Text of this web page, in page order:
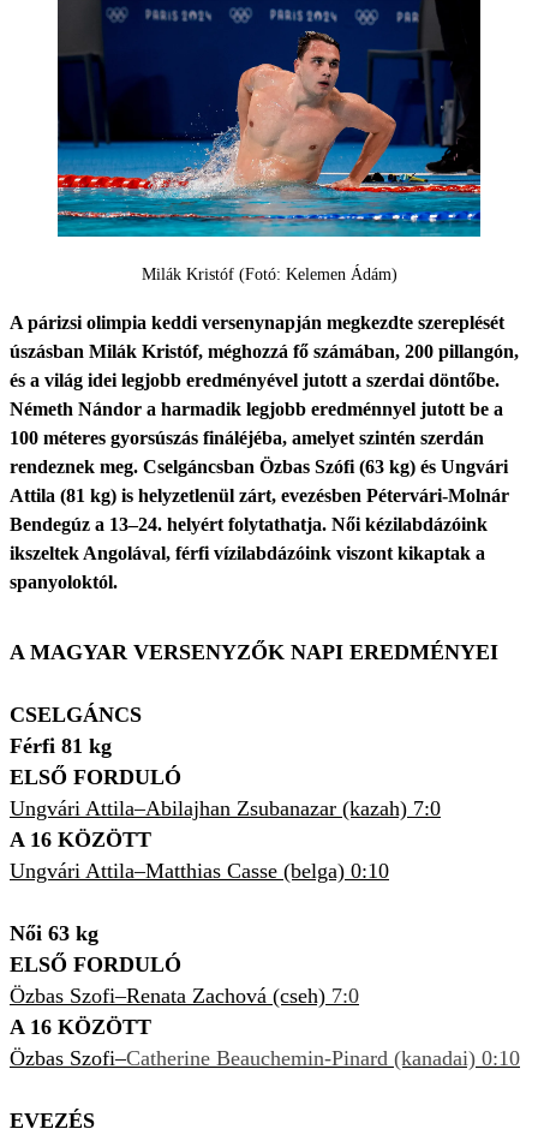
Milák Kristóf (Fotó: Kelemen Ádám)
A párizsi olimpia keddi versenynapján megkezdte szereplését
úszásban Milák Kristóf, méghozzá fő számában, 200 pillangón,
és a világ idei legjobb eredményével jutott a szerdai döntőbe.
Németh Nándor a harmadik legjobb eredménnyel jutott be a
100 méteres gyorsúszás fináléjéba, amelyet szintén szerdán
rendeznek meg. Cselgáncsban Özbas Szófi (63 kg) és Ungvári
Attila (81 kg) is helyzetlenül zárt, evezésben Pétervári-Molnár
Bendegúz a 13–24. helyért folytathatja. Női kézilabdázóink
ikszeltek Angolával, férfi vízilabdázóink viszont kikaptak a
spanyoloktól.
A MAGYAR VERSENYZŐK NAPI EREDMÉNYEI
CSELGÁNCS
Férfi 81 kg
ELSŐ FORDULÓ
Ungvári Attila–Abilajhan Zsubanazar (kazah) 7:0
A 16 KÖZÖTT
Ungvári Attila–Matthias Casse (belga) 0:10
Női 63 kg
ELSŐ FORDULÓ
Özbas Szofi–Renata Zachová (cseh) 7:0
A 16 KÖZÖTT
Özbas Szofi–Catherine Beauchemin-Pinard (kanadai) 0:10
EVEZÉS